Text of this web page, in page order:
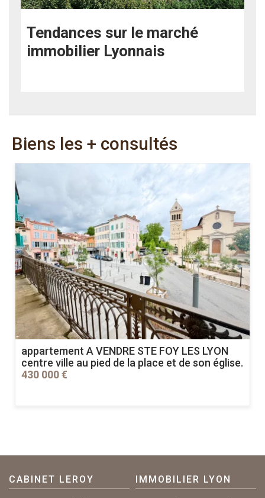
Tendances sur le marché
immobilier Lyonnais
Biens les + consultés
appartement A VENDRE STE FOY LES LYON
centre ville au pied de la place et de son église.
430 000 €
CABINET LEROY IMMOBILIER LYON